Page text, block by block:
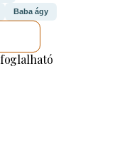
Baba ágy